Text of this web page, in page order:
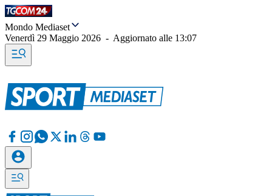
Mondo Mediaset
Venerdì 29 Maggio 2026 - Aggiornato alle 13:07